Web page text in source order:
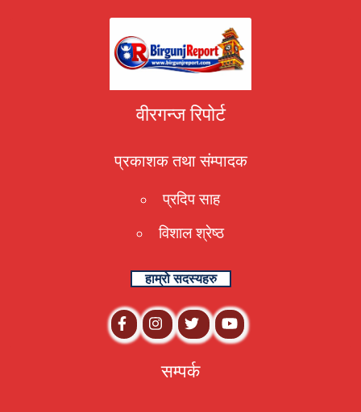
वीरगन्ज रिपोर्ट
प्रकाशक तथा संम्पादक
प्रदिप साह
विशाल श्रेष्ठ
हाम्रो सदस्यहरु
सम्पर्क